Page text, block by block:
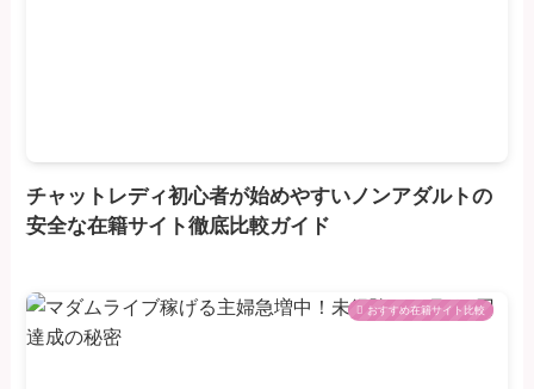
チャットレディ初心者が始めやすいノンアダルトの
安全な在籍サイト徹底比較ガイド
おすすめ在籍サイト比較